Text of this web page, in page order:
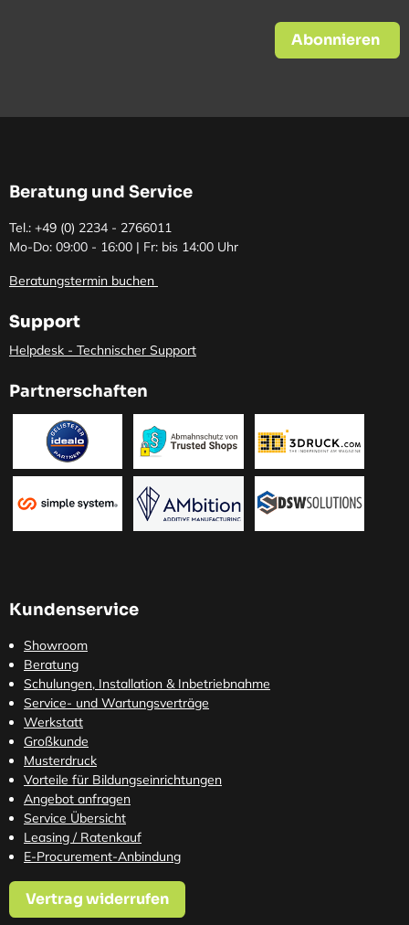
Abonnieren
Beratung und Service
Tel.: +49 (0) 2234 - 2766011
Mo-Do: 09:00 - 16:00 | Fr: bis 14:00 Uhr
Beratungstermin buchen
Support
Helpdesk - Technischer Support
Partnerschaften
Kundenservice
Showroom
Beratung
Schulungen, Installation & Inbetriebnahme
Service- und Wartungsverträge
Werkstatt
Großkunde
Musterdruck
Vorteile für Bildungseinrichtungen
Angebot anfragen
Service Übersicht
Leasing / Ratenkauf
E-Procurement-Anbindung
Vertrag widerrufen